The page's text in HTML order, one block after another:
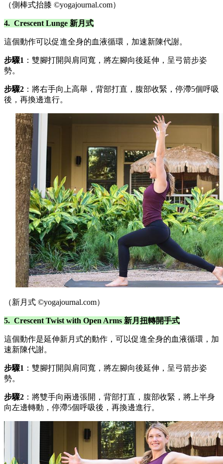
（側棒式抬膝 ©yogajournal.com）
4. Crescent Lunge 新月式
這個動作可以促進全身的血液循環，加速新陳代謝。
步驟1 ：雙腳打開與肩同寬，將左腳向後延伸，呈弓箭步姿
勢。
步驟2 ：將右手向上高舉，背部打直，腹部收緊，停滯5個呼吸
後，再換邊進行。
（新月式 ©yogajournal.com）
5. Crescent Twist with Open Arms 新月扭轉開手式
這個動作是延伸新月式的動作，可以促進全身的血液循環，加
速新陳代謝。
步驟1 ：雙腳打開與肩同寬，將左腳向後延伸，呈弓箭步姿
勢。
步驟2 ：將雙手向兩邊張開，背部打直，腹部收緊，將上半身
向左邊轉動，停滯5個呼吸後，再換邊進行。